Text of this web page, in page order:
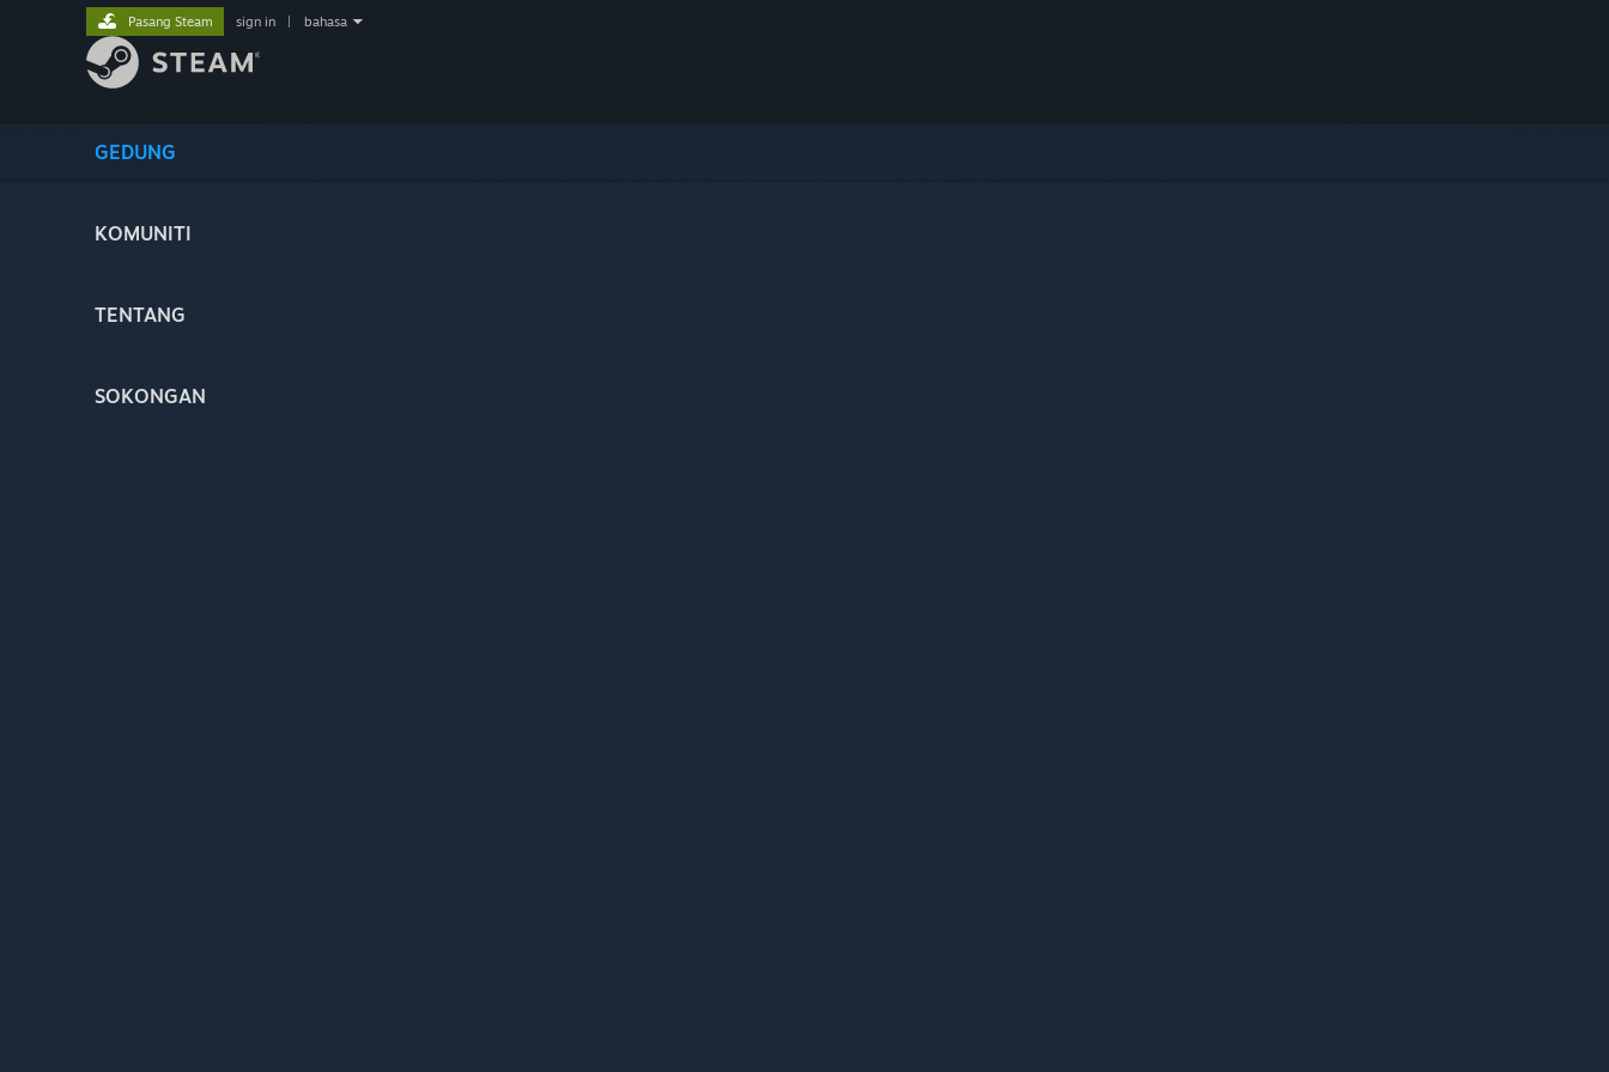
GEDUNG
KOMUNITI
TENTANG
SOKONGAN
Pasang Steam sign in bahasa